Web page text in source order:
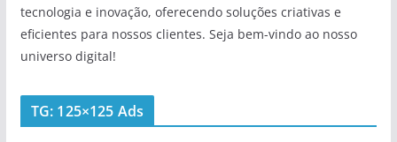
tecnologia e inovação, oferecendo soluções criativas e
eficientes para nossos clientes. Seja bem-vindo ao nosso
universo digital!
TG: 125×125 Ads